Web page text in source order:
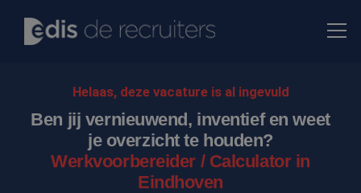
Helaas, deze vacature is al ingevuld
Ben jij vernieuwend, inventief en weet
je overzicht te houden?
Werkvoorbereider / Calculator in
Eindhoven